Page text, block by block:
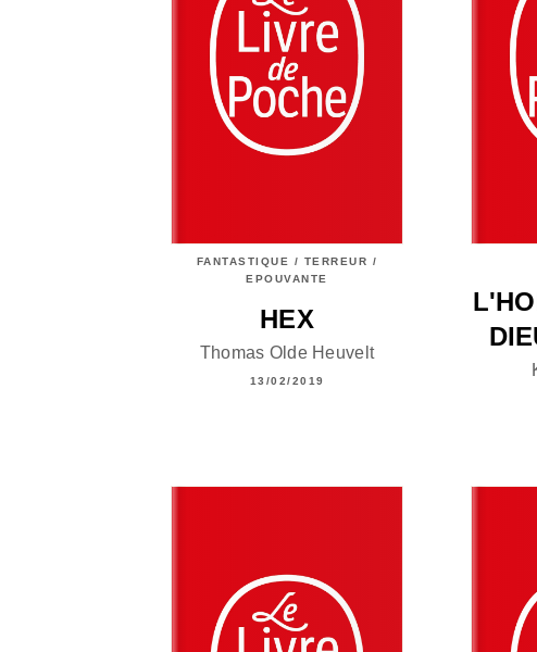
FANTASTIQUE / TERREUR /
EPOUVANTE
HEX
Thomas Olde Heuvelt
13/02/2019